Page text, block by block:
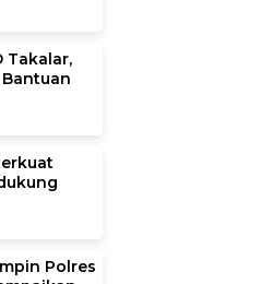
Takalar,
Bantuan
Polres